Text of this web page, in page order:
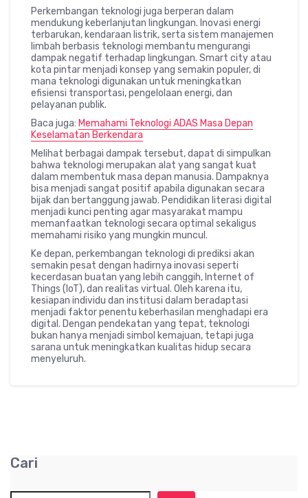
Perkembangan teknologi juga berperan dalam
mendukung keberlanjutan lingkungan. Inovasi energi
terbarukan, kendaraan listrik, serta sistem manajemen
limbah berbasis teknologi membantu mengurangi
dampak negatif terhadap lingkungan. Smart city atau
kota pintar menjadi konsep yang semakin populer, di
mana teknologi digunakan untuk meningkatkan
efisiensi transportasi, pengelolaan energi, dan
pelayanan publik.
Baca juga: Memahami Teknologi ADAS Masa Depan
Keselamatan Berkendara
Melihat berbagai dampak tersebut, dapat di simpulkan
bahwa teknologi merupakan alat yang sangat kuat
dalam membentuk masa depan manusia. Dampaknya
bisa menjadi sangat positif apabila digunakan secara
bijak dan bertanggung jawab. Pendidikan literasi digital
menjadi kunci penting agar masyarakat mampu
memanfaatkan teknologi secara optimal sekaligus
memahami risiko yang mungkin muncul.
Ke depan, perkembangan teknologi di prediksi akan
semakin pesat dengan hadirnya inovasi seperti
kecerdasan buatan yang lebih canggih, Internet of
Things (IoT), dan realitas virtual. Oleh karena itu,
kesiapan individu dan institusi dalam beradaptasi
menjadi faktor penentu keberhasilan menghadapi era
digital. Dengan pendekatan yang tepat, teknologi
bukan hanya menjadi simbol kemajuan, tetapi juga
sarana untuk meningkatkan kualitas hidup secara
menyeluruh.
Cari